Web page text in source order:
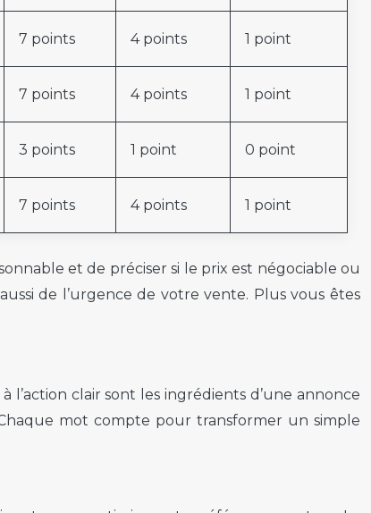
7 points 4 points 1 point
7 points 4 points 1 point
3 points 1 point 0 point
7 points 4 points 1 point
et de préciser si le prix est négociable ou
de l’urgence de votre vente. Plus vous êtes
clair sont les ingrédients d’une annonce
mot compte pour transformer un simple